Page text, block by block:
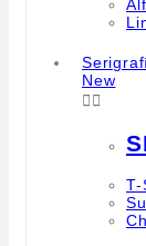
New

T-